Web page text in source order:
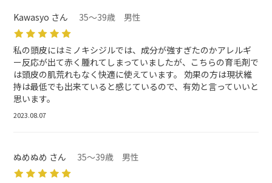
Kawasyo さん 35～39歳 男性
私の頭皮にはミノキシジルでは、成分が強すぎたのかアレルギ
ー反応が出て赤く腫れてしまっていましたが、こちらの育毛剤で
は頭皮の肌荒れもなく快適に使えています。 効果の方は現状維
持は最低でも出来ていると感じているので、有効と言っていいと
思います。
2023.08.07
ぬめぬめ さん 35～39歳 男性